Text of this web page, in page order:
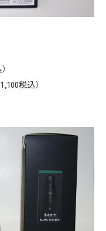
税込）